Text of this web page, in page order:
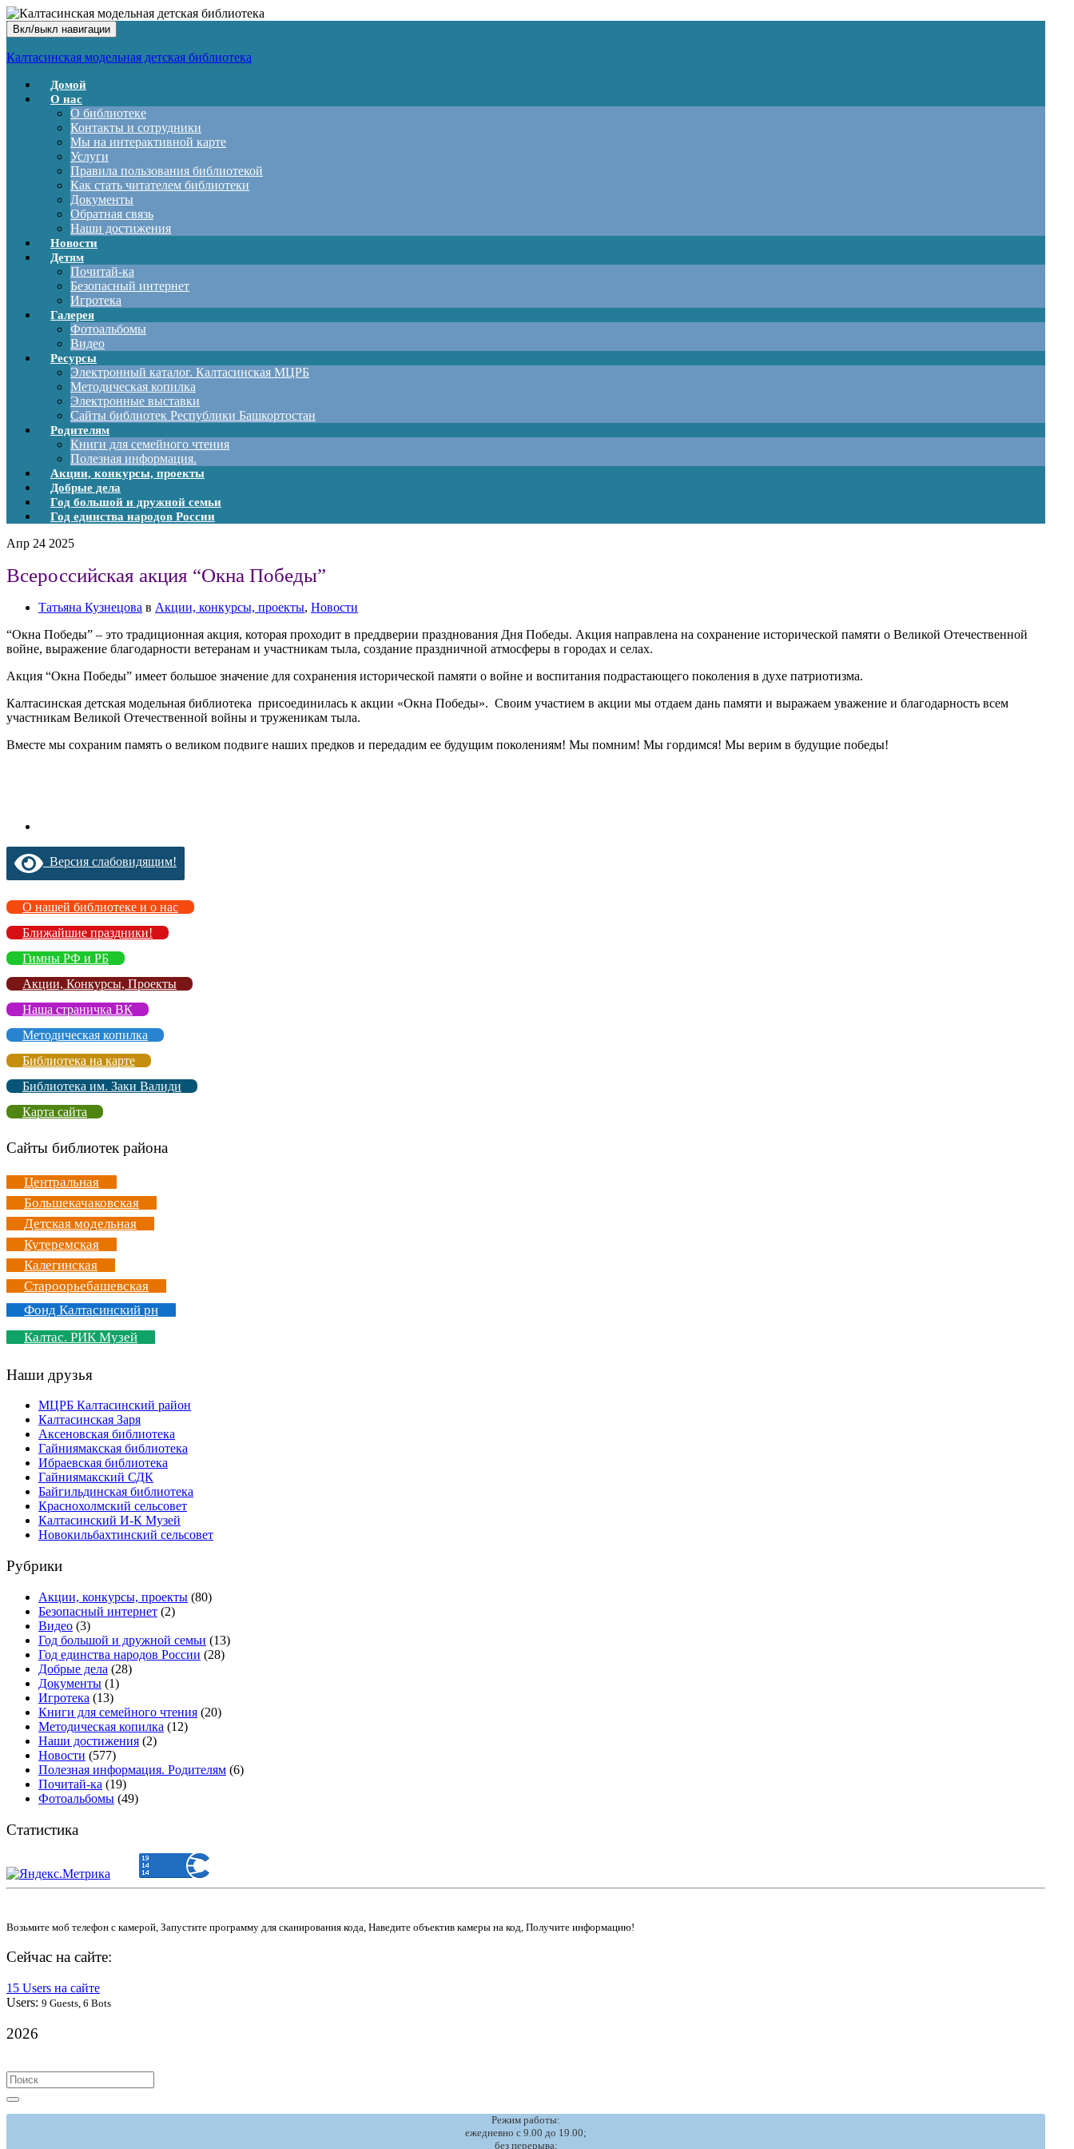
Вкл/выкл навигации
Калтасинская модельная детская библиотека
Домой
О нас
О библиотеке
Контакты и сотрудники
Мы на интерактивной карте
Услуги
Правила пользования библиотекой
Как стать читателем библиотеки
Документы
Обратная связь
Наши достижения
Новости
Детям
Почитай-ка
Безопасный интернет
Игротека
Галерея
Фотоальбомы
Видео
Ресурсы
Электронный каталог. Калтасинская МЦРБ
Методическая копилка
Электронные выставки
Сайты библиотек Республики Башкортостан
Родителям
Книги для семейного чтения
Полезная информация.
Акции, конкурсы, проекты
Добрые дела
Год большой и дружной семьи
Год единства народов России
Апр 24 2025
Всероссийская акция “Окна Победы”
Татьяна Кузнецова в Акции, конкурсы, проекты, Новости
“Окна Победы” – это традиционная акция, которая проходит в преддверии празднования Дня Победы. Акция направлена на сохранение исторической памяти о Великой Отечественной
войне, выражение благодарности ветеранам и участникам тыла, создание праздничной атмосферы в городах и селах.
Акция “Окна Победы” имеет большое значение для сохранения исторической памяти о войне и воспитания подрастающего поколения в духе патриотизма.
Калтасинская детская модельная библиотека присоединилась к акции «Окна Победы». Своим участием в акции мы отдаем дань памяти и выражаем уважение и благодарность всем
участникам Великой Отечественной войны и труженикам тыла.
Вместе мы сохраним память о великом подвиге наших предков и передадим ее будущим поколениям! Мы помним! Мы гордимся! Мы верим в будущие победы!
Версия слабовидящим!
О нашей библиотеке и о нас
Ближайшие праздники!
Гимны РФ и РБ
Акции, Конкурсы, Проекты
Наша страничка ВК
Методическая копилка
Библиотека на карте
Библиотека им. Заки Валиди
Карта сайта
Сайты библиотек района
Центральная
Большекачаковская
Детская модельная
Кутеремская
Калегинская
Староорьебашевская
Фонд Калтасинский рн
Калтас. РИК Музей
Наши друзья
МЦРБ Калтасинский район
Калтасинская Заря
Аксеновская библиотека
Гайниямакская библиотека
Ибраевская библиотека
Гайниямакский СДК
Байгильдинская библиотека
Краснохолмский сельсовет
Калтасинский И-К Музей
Новокильбахтинский сельсовет
Рубрики
Акции, конкурсы, проекты (80)
Безопасный интернет (2)
Видео (3)
Год большой и дружной семьи (13)
Год единства народов России (28)
Добрые дела (28)
Документы (1)
Игротека (13)
Книги для семейного чтения (20)
Методическая копилка (12)
Наши достижения (2)
Новости (577)
Полезная информация. Родителям (6)
Почитай-ка (19)
Фотоальбомы (49)
Статистика
Возьмите моб телефон с камерой, Запустите программу для сканирования кода, Наведите объектив камеры на код, Получите информацию!
Сейчас на сайте:
15 Users на сайте
Users: 9 Guests, 6 Bots
2026
Search
for:
Режим работы:
ежедневно с 9.00 до 19.00;
без перерыва;